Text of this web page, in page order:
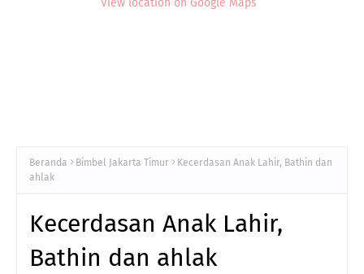
Beranda Bimbel Jakarta Timur
Kecerdasan Anak Lahir, Bathin dan
ahlak
Kecerdasan Anak Lahir,
Bathin dan ahlak